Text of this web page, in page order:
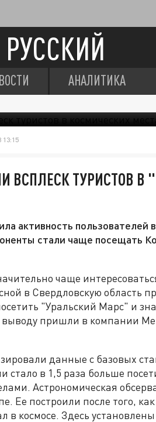
АНАЛИТИКА
13:15
ВСПЛЕСК ТУРИСТОВ
активность пользователей
стали чаще посещать
чаще
в Свердловскую область
"Уральский Марс" и
выводу пришли в компании
данные с базовых
стало в 1,5 раза больше
Астрономическая
Ее построили после того,
космосе. Здесь